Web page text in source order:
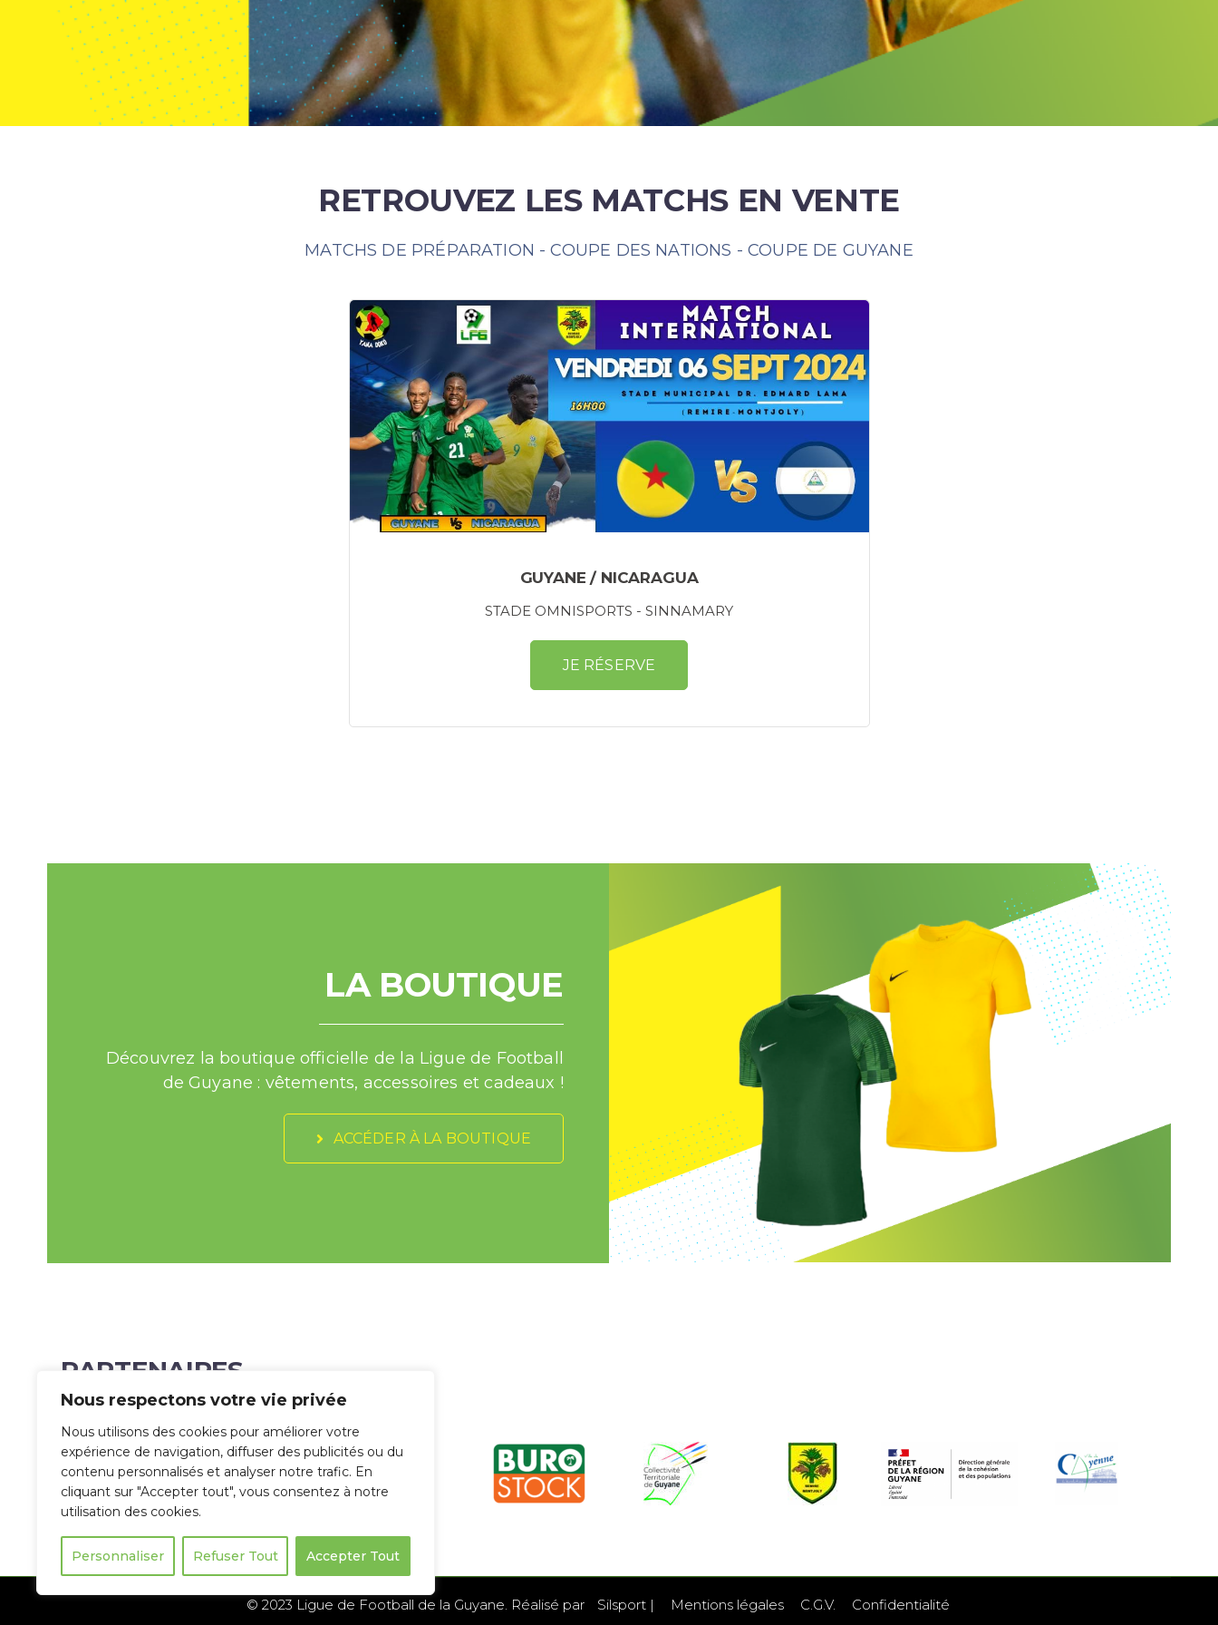
Nous respectons votre vie privée
Nous utilisons des cookies pour améliorer votre
expérience de navigation, diffuser des publicités ou du
contenu personnalisés et analyser notre trafic. En
cliquant sur "Accepter tout", vous consentez à notre
utilisation des cookies.
Personnaliser Refuser Tout Accepter Tout
RETROUVEZ LES MATCHS EN VENTE
MATCHS DE PRÉPARATION - COUPE DES NATIONS - COUPE DE GUYANE
GUYANE / NICARAGUA
STADE OMNISPORTS - SINNAMARY
JE RÉSERVE
LA BOUTIQUE
Découvrez la boutique officielle de la Ligue de Football
de Guyane : vêtements, accessoires et cadeaux !
ACCÉDER À LA BOUTIQUE
PARTENAIRES
© 2023 Ligue de Football de la Guyane. Réalisé par Silsport| Mentions légales C.G.V. Confidentialité